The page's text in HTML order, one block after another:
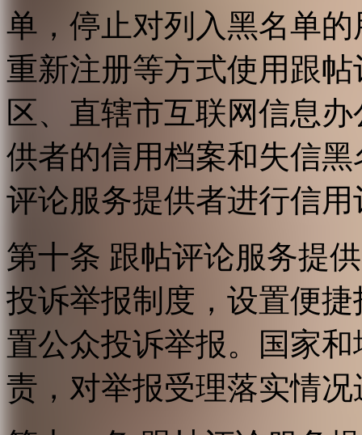
单，停止对列入黑名单
重新注册等方式使用跟
区、直辖市互联网信息
供者的信用档案和失信
评论服务提供者进行信用
第十条 跟帖评论服务提
投诉举报制度，设置便
置公众投诉举报。国家
责，对举报受理落实情